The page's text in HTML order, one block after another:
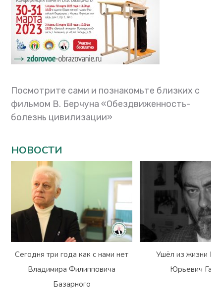
Посмотрите сами и познакомьте близких с
фильмом В. Берчуна «Обездвиженность-
болезнь цивилизации»
НОВОСТИ
Сегодня три года как с нами нет
Владимира Филипповича
Базарного
Ушёл из жизни
Юрьевич